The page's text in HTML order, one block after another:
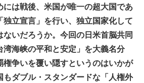
には戦後、米国が唯一の超大国であ
独立宣言」を行い、独立国家化して
いだろうか。今回の日米首脳共同
海峡の平和と安定」を大義名分
権争いを覆い隠すというのはいかが
ダブル・スタンダードな「人権外